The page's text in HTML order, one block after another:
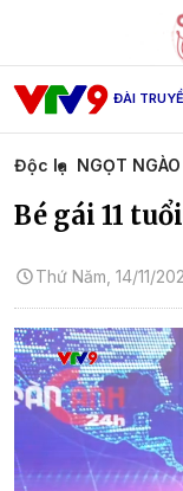
ĐÀI
Độc lạ NGỌT
Bé gái 11
Thứ Năm, 14/11/